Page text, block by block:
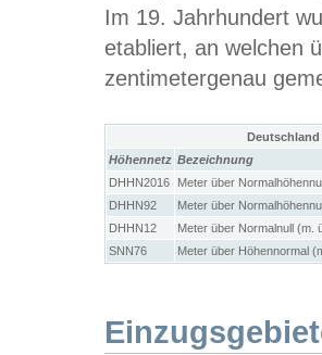
Im 19. Jahrhundert
etabliert, an welchen
zentimetergenau
Höhennetz Bezeichnung
DHHN2016
Meter über
DHHN92
Meter über
DHHN12
Meter über Normalnull (m.
SNN76
Meter über Höhennormal